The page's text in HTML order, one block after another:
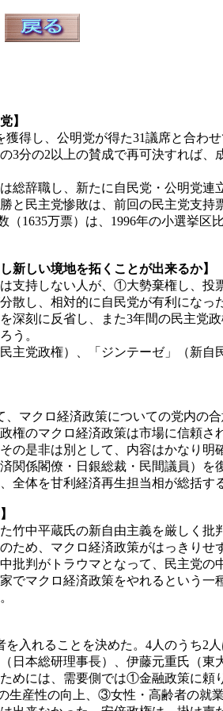
】
得し、公明党が得た31議席と合わ
分の2以上の賛成で再可決すれば
辞職し、新たに自民党・公明党連
民主党惨敗は、前回の民主党支
1635万票）は、1996年の小選挙
新しい境地を拓くことが出来るか】
持しない人が、①大勢棄権し、投
し、相対的に自民党が有利になっ
刻に反省し、また3年間の民主党
う。
党政権）、「ジンテーゼ」（新
マクロ経済政策についての党内の
のマクロ経済政策は市場に信頼さ
是非は別として、内容はかなり明
係閣僚・日銀総裁・民間議員）
体を甘利経済再生担当相が総括す
中平蔵氏の新自由主義を厳しく
め、マクロ経済政策がはっきりせ
判がトラウマとなって、民主党
マクロ経済政策をやれるという
入れることを決めた。4人のうち2
本総研理事長）、伊藤元重氏（東
には、需要側では①金融政策に
産性の向上、③女性・高齢者の就